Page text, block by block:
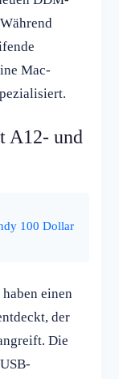
Mac-
A12- und
100 Dollar
haben einen
der
Die